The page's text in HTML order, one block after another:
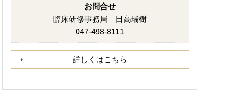
お問合せ
臨床研修事務局 日高瑞樹
047-498-8111
詳しくはこちら